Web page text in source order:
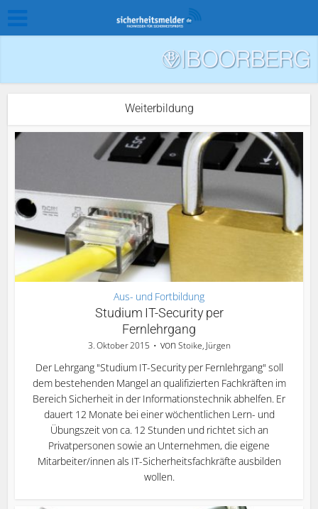
Weiterbildung
Aus- und Fortbildung
Studium IT-Security per
Fernlehrgang
3. Oktober 2015 vonStoike, Jürgen
Der Lehrgang "Studium IT-Security per Fernlehrgang" soll
dem bestehenden Mangel an qualifizierten Fachkräften im
Bereich Sicherheit in der Informationstechnik abhelfen. Er
dauert 12 Monate bei einer wöchentlichen Lern- und
Übungszeit von ca. 12 Stunden und richtet sich an
Privatpersonen sowie an Unternehmen, die eigene
Mitarbeiter/innen als IT-Sicherheitsfachkräfte ausbilden
wollen.